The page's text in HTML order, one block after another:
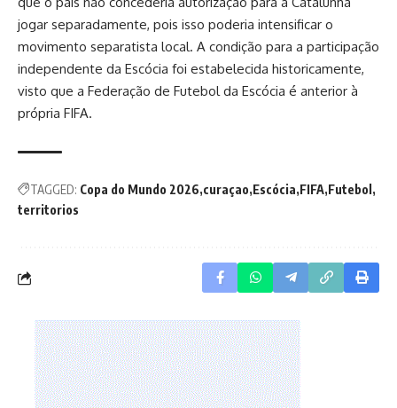
jogar separadamente, pois isso poderia intensificar o
movimento separatista local. A condição para a participação
independente da Escócia foi estabelecida historicamente,
visto que a Federação de Futebol da Escócia é anterior à
própria FIFA.
TAGGED: Copa do Mundo 2026 curaçao Escócia FIFA Futebol
territorios